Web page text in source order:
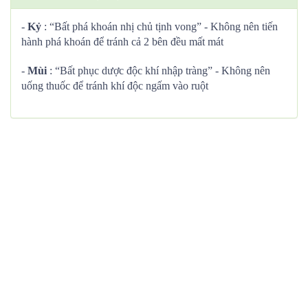
- Kỷ : “Bất phá khoán nhị chủ tịnh vong” - Không nên tiến
hành phá khoán để tránh cả 2 bên đều mất mát
- Mùi : “Bất phục dược độc khí nhập tràng” - Không nên
uống thuốc để tránh khí độc ngấm vào ruột